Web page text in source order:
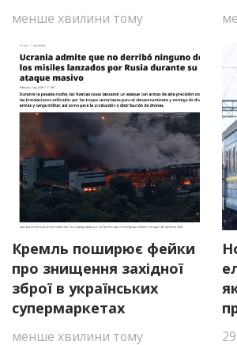
менше хвилини тому
Кремль поширює фейки
про знищення західної
зброї в українських
супермаркетах
менше хвилини тому